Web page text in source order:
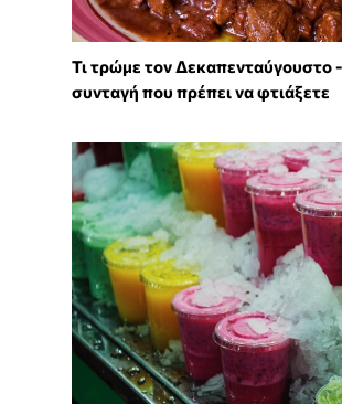
Τι τρώμε τον Δεκαπενταύγουστο
συνταγή που πρέπει να φτιάξετε